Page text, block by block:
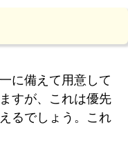
に備えて用意して
すが、これは優先
るでしょう。これ